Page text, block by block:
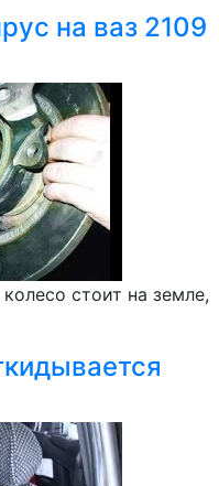
на ваз 2109
стоит на земле,